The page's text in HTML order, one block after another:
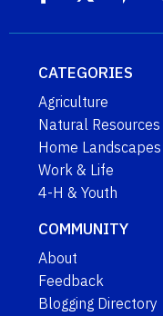
CATEGORIES
Agriculture
Natural Resources
Home Landscapes
Work & Life
4-H & Youth
COMMUNITY
About
Feedback
Blogging Directory